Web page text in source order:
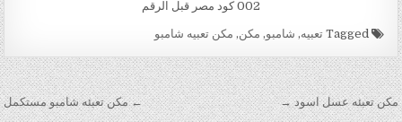
002 كود مصر قبل الرقم
Tagged تعبيه, شامبو, مكن, مكن تعبيه شامبو
تصفّح المقالات ← مكن تعبئه شامبو مستكمل مكن تعبئه عسل اسود →